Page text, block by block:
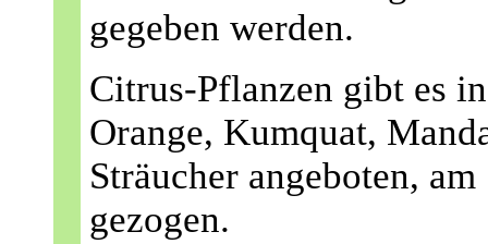
gegeben werden.
Citrus-Pflanzen gibt es
Orange, Kumquat,
Sträucher angeboten,
gezogen.